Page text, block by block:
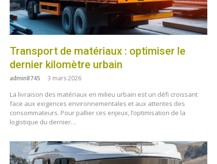
Transport de matériaux : optimiser le
dernier kilomètre urbain
admin8745 3 mars 2026
La livraison des matériaux en milieu urbain est un défi croissant
face aux exigences environnementales et aux attentes des
consommateurs. Pour pallier ces enjeux, l’optimisation de la
logistique du dernier…